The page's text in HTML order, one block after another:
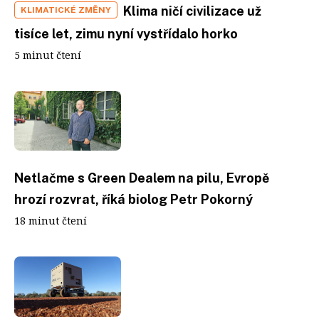
KLIMATICKÉ ZMĚNY
Klima ničí civilizace už
tisíce let, zimu nyní vystřídalo horko
5 minut čtení
Netlačme s Green Dealem na pilu, Evropě
hrozí rozvrat, říká biolog Petr Pokorný
18 minut čtení